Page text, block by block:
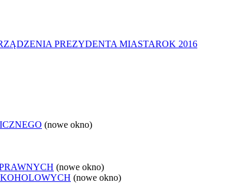
PREZYDENTA MIASTAROK 2016
(nowe okno)
(nowe okno)
(nowe okno)